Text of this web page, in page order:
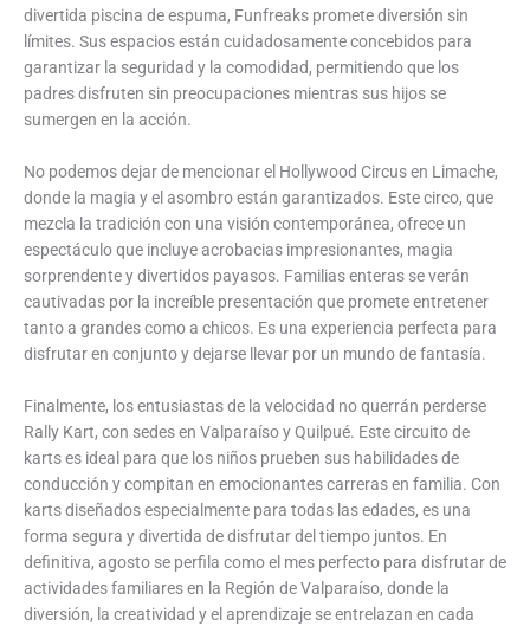
divertida piscina de espuma, Funfreaks promete diversión sin
límites. Sus espacios están cuidadosamente concebidos para
garantizar la seguridad y la comodidad, permitiendo que los
padres disfruten sin preocupaciones mientras sus hijos se
sumergen en la acción.
No podemos dejar de mencionar el Hollywood Circus en Limache,
donde la magia y el asombro están garantizados. Este circo, que
mezcla la tradición con una visión contemporánea, ofrece un
espectáculo que incluye acrobacias impresionantes, magia
sorprendente y divertidos payasos. Familias enteras se verán
cautivadas por la increíble presentación que promete entretener
tanto a grandes como a chicos. Es una experiencia perfecta para
disfrutar en conjunto y dejarse llevar por un mundo de fantasía.
Finalmente, los entusiastas de la velocidad no querrán perderse
Rally Kart, con sedes en Valparaíso y Quilpué. Este circuito de
karts es ideal para que los niños prueben sus habilidades de
conducción y compitan en emocionantes carreras en familia. Con
karts diseñados especialmente para todas las edades, es una
forma segura y divertida de disfrutar del tiempo juntos. En
definitiva, agosto se perfila como el mes perfecto para disfrutar de
actividades familiares en la Región de Valparaíso, donde la
diversión, la creatividad y el aprendizaje se entrelazan en cada